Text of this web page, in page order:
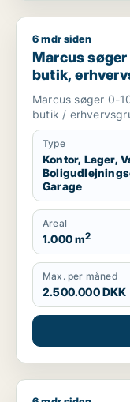
Marcus søger
6 mdr siden
Marcus
butik,
Marcus søger 0-
butik /
Type
Kontor, Lager,
Garage
Areal
1.000 m2
Max. per måned
2.500.000 DKK